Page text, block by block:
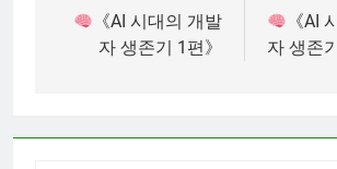
탐
《AI 시대의 개발
자 생존기 1편》
《AI
자 생존